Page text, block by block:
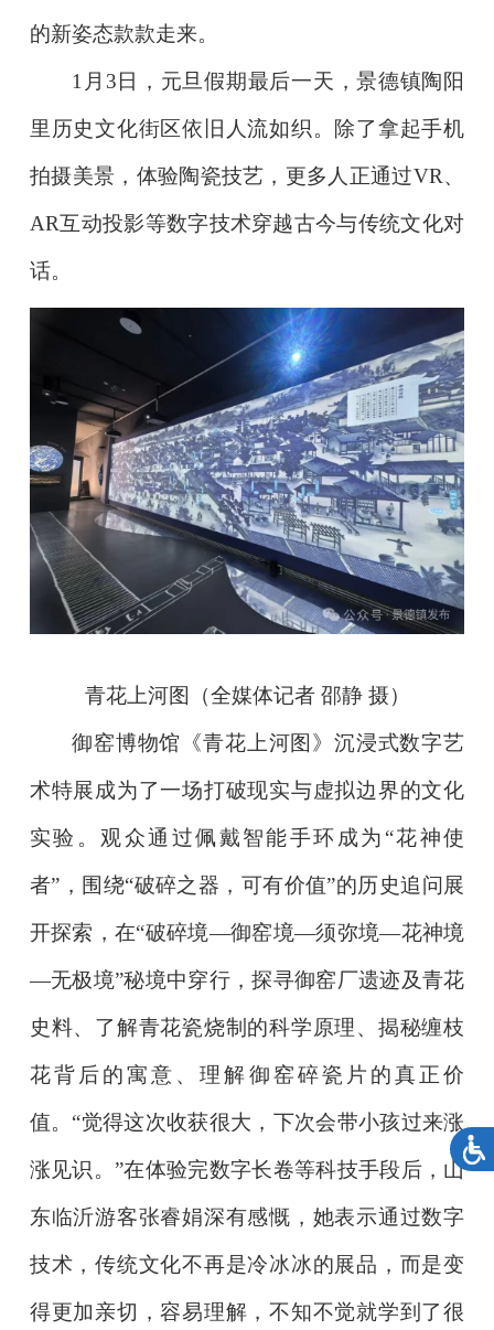
的新姿态款款走来。
1月3日，元旦假期最后一天，景德镇陶阳
里历史文化街区依旧人流如织。除了拿起手机
拍摄美景，体验陶瓷技艺，更多人正通过VR、
AR互动投影等数字技术穿越古今与传统文化对
话。
青花上河图（全媒体记者 邵静 摄）
御窑博物馆《青花上河图》沉浸式数字艺
术特展成为了一场打破现实与虚拟边界的文化
实验。观众通过佩戴智能手环成为“花神使
者”，围绕“破碎之器，可有价值”的历史追问展
开探索，在“破碎境—御窑境—须弥境—花神境
—无极境”秘境中穿行，探寻御窑厂遗迹及青花
史料、了解青花瓷烧制的科学原理、揭秘缠枝
花背后的寓意、理解御窑碎瓷片的真正价
值。“觉得这次收获很大，下次会带小孩过来涨
涨见识。”在体验完数字长卷等科技手段后，山
东临沂游客张睿娟深有感慨，她表示通过数字
技术，传统文化不再是冷冰冰的展品，而是变
得更加亲切，容易理解，不知不觉就学到了很